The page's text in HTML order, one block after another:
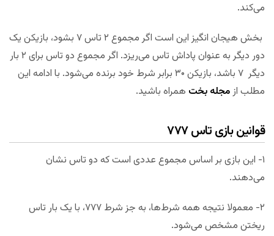
می‌کند.
بخش هیجان انگیز این است اگر مجموع ۲ تاس ۷ بشود، بازیکن یک
دور دیگر به عنوان پاداش تاس می‌ریزد. اگر مجموع دو تاس برای ۲ بار
دیگر ۷ باشد، بازیکن ۳۰ برابر شرط خود برنده می‌شود. با ادامه این
مطلب ازمجله بخت همراه باشید.
قوانین بازی تاس ۷۷۷
۱- این بازی بر اساس مجموع عددی است که دو تاس نشان
می‌دهند.
۲- معمولا نتیجه همه شرط‌ها، به جز شرط ۷۷۷، با یک بار تاس
ریختن مشخص می‌شود.